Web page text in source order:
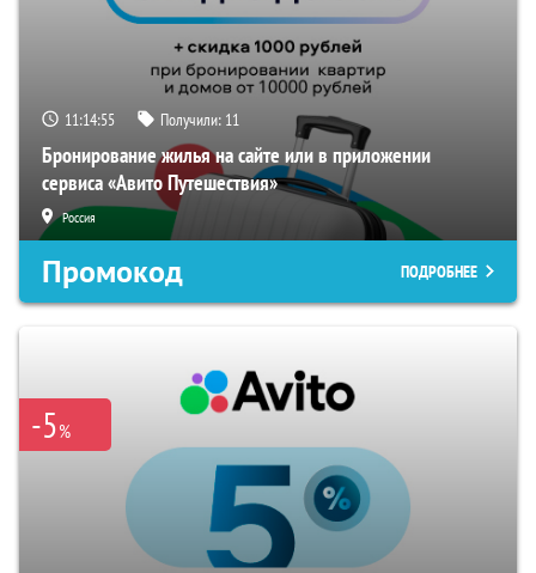
11:14:54 Получили: 11
Бронирование жилья на сайте или в приложении
сервиса «Авито Путешествия»
Россия
Промокод ПОДРОБНЕЕ
-5%